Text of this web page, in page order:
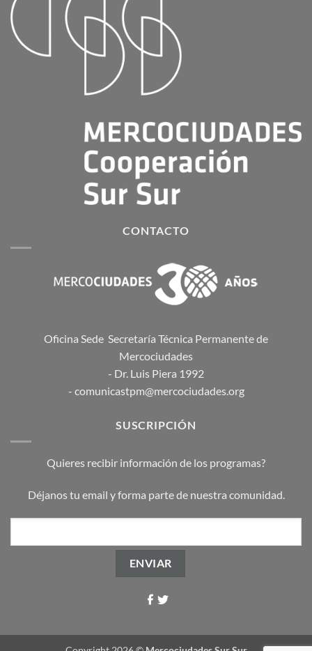
CONTACTO
Oficina Sede Secretaría Técnica Permanente de
Mercociudades
- Dr. Luis Piera 1992
- comunicastpm@mercociudades.org
SUSCRIPCIÓN
Quieres recibir información de los programas?
Déjanos tu email y forma parte de nuestra comunidad.